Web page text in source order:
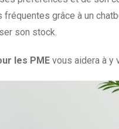
grâce à un
son stock.
les PME vous aidera à y